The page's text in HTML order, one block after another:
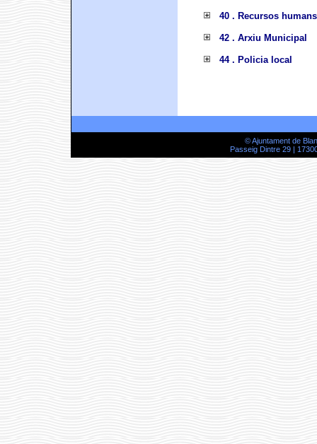
40 . Recursos humans
42 . Arxiu Municipal
44 . Policia local
© Ajuntament de
Passeig Dintre 29 |